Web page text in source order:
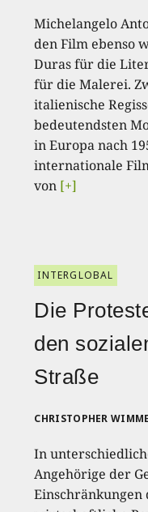
Michelangelo
den Film ebenso
Duras für die
für die Malerei.
italienische
bedeutendsten
in Europa nach
internationale
von [+]
INTERGLOBAL
Die
den
Straße
CHRISTOPHER
In
Angehörige der